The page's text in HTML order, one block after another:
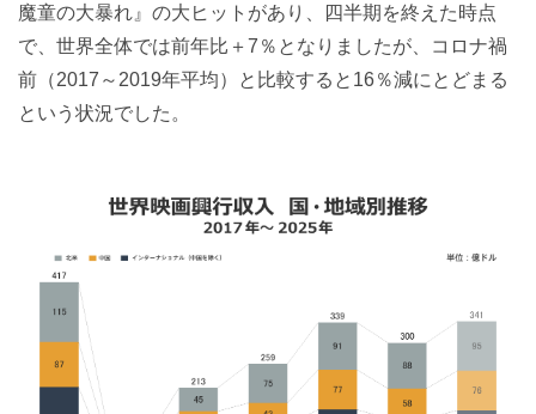
魔童の大暴れ』の大ヒットがあり、四半期を終えた時点
で、世界全体では前年比＋7％となりましたが、コロナ禍
前（2017～2019年平均）と比較すると16％減にとどまる
という状況でした。